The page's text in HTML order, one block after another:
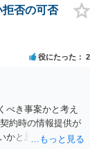
拒否の可否
役にたった 2
べき事案かと考え
約時の情報提供が
かと思われます。